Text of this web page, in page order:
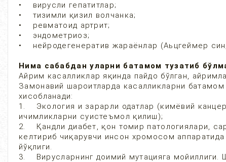
• вирусли гепатитлар;
• тизимли қизил волчанка;
• ревматоид артрит;
• эндометриоз;
• нейродегенератив жараёнлар (Аьцгеймер
Нима сабабдан уларни батамом тузатиб
Айрим касалликлар яқинда пайдо бўлган,
Замонавий шароитларда касалликларни
хисобланади:
1. Экология и зарарли одатлар (кимёвий
ичимликларни суистеъмол қилиш);
2. Қандли диабет, қон томир патологиялари,
келтириб чиқарувчи инсон хромосом
йўқлиги.
3. Вирусларнинг доимий мутацияга мойиллиги.